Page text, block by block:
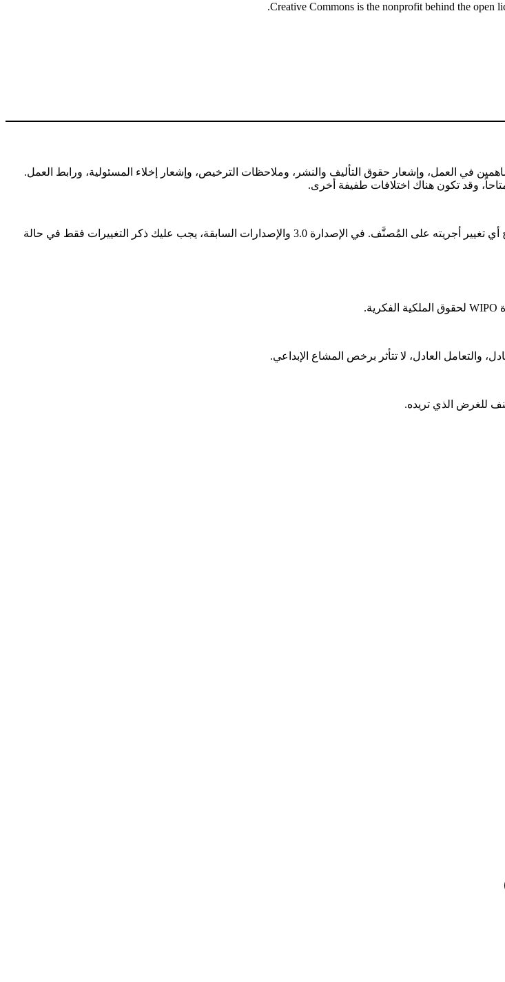
Creative Commons is the nonprofit behind the open
في العمل، وإشعار حقوق التأليف والنشر، وملاحظات الترخيص، وإشعار إخلاء المسئولية، ورابط العمل.
— في الإصدارة 4.0، يجب عليك ذكر وتوضيح أي تغيير أجريته على المُصنَّف. في الإصدارة 3.0 والإصدارات السابقة، يجب عليك ذكر التغييرات فقط في حالة
والتعامل العادل، لا تتأثر برخص المشاع الإبداعي.
للغرض الذي تريده.